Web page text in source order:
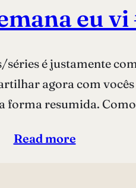
eu vi
é justamente
agora com
forma resumida.
Read more